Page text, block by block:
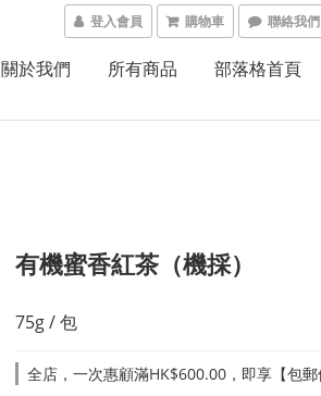
登入會員 購物車 聯絡我們
關於我們 所有商品 部落格首頁
有機蜜香紅茶（機採）
75g / 包
全店，一次惠顧滿HK$600.00，即享【包郵